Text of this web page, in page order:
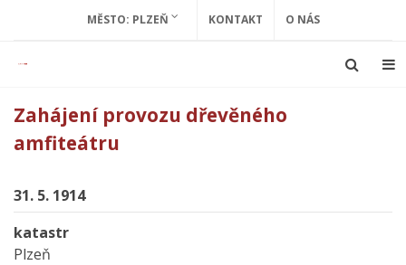
MĚSTO: PLZEŇ KONTAKT O NÁS
Zahájení provozu dřevěného
amfiteátru
31. 5. 1914
katastr
Plzeň